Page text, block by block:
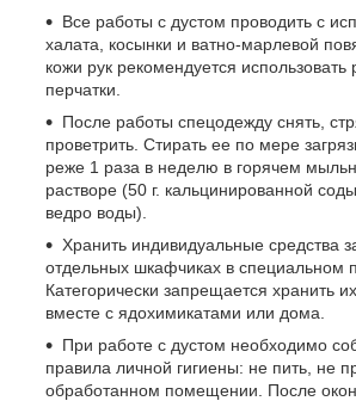
Все работы с дустом проводить с
халата, косынки и ватно-марлевой
кожи рук рекомендуется использовать
перчатки.
После работы спецодежду снять,
проветрить. Стирать ее по мере
реже 1 раза в неделю в горячем
растворе (50 г. кальцинированной
ведро воды).
Хранить индивидуальные средства
отдельных шкафчиках в специальном
Категорически запрещается хранить
вместе с ядохимикатами или дома.
При работе с дустом необходимо
правила личной гигиены: не пить, не
обработанном помещении. После